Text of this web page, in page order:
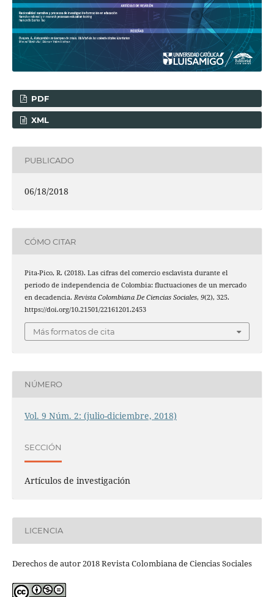
PDF
XML
PUBLICADO
06/18/2018
CÓMO CITAR
Pita-Pico, R. (2018). Las cifras del comercio esclavista durante el
periodo de independencia de Colombia: fluctuaciones de un mercado
en decadencia. Revista Colombiana De Ciencias Sociales, 9(2), 325.
https://doi.org/10.21501/22161201.2453
Más formatos de cita
NÚMERO
Vol. 9 Núm. 2: (julio-diciembre, 2018)
SECCIÓN
Artículos de investigación
LICENCIA
Derechos de autor 2018 Revista Colombiana de Ciencias Sociales